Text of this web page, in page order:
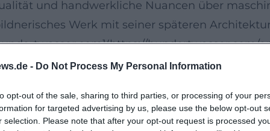
- Do Not Process My Personal Information
opt-out of the sale, sharing to third parties, or processing of your
for targeted advertising by us, please use the below opt-out
selection. Please note that after your opt-out request is processed
und handwerkliche Nuancen über
Werk mit seiner späteren
hundertwasser.com/
für lebendige Vielfalt
als Baugestalter und Ideenautor eine
Mieter“, Dachwälder, das
moderner Zweckbauten. Ikonen